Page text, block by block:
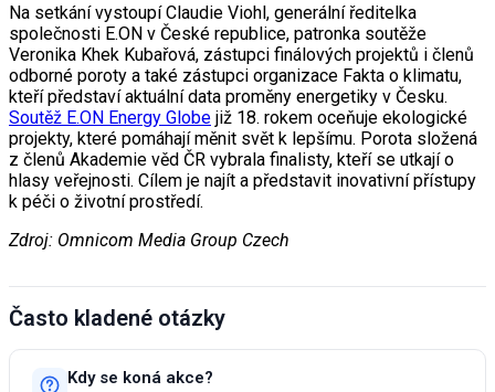
Na setkání vystoupí Claudie Viohl, generální ředitelka
společnosti E.ON v České republice, patronka soutěže
Veronika Khek Kubařová, zástupci finálových projektů i členů
odborné poroty a také zástupci organizace Fakta o klimatu,
kteří představí aktuální data proměny energetiky v Česku.
Soutěž E.ON Energy Globe již 18. rokem oceňuje ekologické
projekty, které pomáhají měnit svět k lepšímu. Porota složená
z členů Akademie věd ČR vybrala finalisty, kteří se utkají o
hlasy veřejnosti. Cílem je najít a představit inovativní přístupy
k péči o životní prostředí.
Zdroj: Omnicom Media Group Czech
Často kladené otázky
Kdy se koná akce?